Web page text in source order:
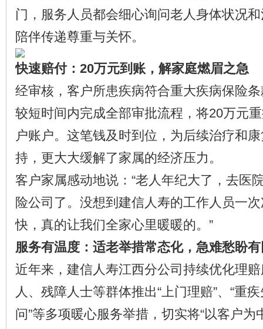
门，服务人员都会细心询问老人身体状况
陪伴传递尊重与关怀。
快速赔付：20万元到账，解家庭燃眉之急
经审核，客户所患疾病符合重大疾病保险
较短时间内完成全部审批流程，将20万元
户账户。这笔钱及时到位，为后续治疗和
持，更大大缓解了家属的经济压力。
客户家属感动地说：“老人年纪大了，去医
险公司了。没想到建信人寿的工作人员一
快，真的让我们全家心里暖暖的。”
服务有温度：适老举措常态化，急难愁盼
近年来，建信人寿江西分公司持续优化理
人、残障人士等群体推出“上门理赔”、“重
问”等多项暖心服务举措，切实将“以客户为